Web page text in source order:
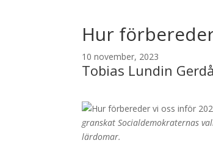
Hur
10 november, 2023
Tobias Lundin
granskat Socialdemokraternas
lärdomar.